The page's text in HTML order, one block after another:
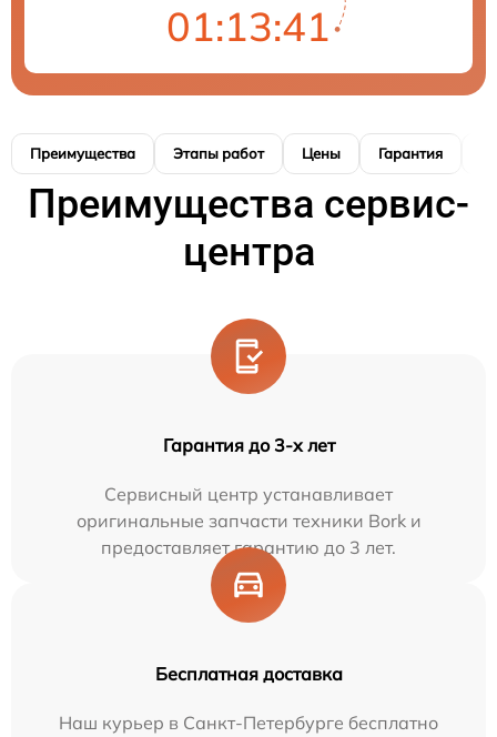
01:13:40
Преимущества Этапы работ Цены Гарантия
Преимущества сервис-
центра
Гарантия до 3-х лет
Сервисный центр устанавливает
оригинальные запчасти техники Bork и
предоставляет гарантию до 3 лет.
Бесплатная доставка
Наш курьер в Санкт-Петербурге бесплатно